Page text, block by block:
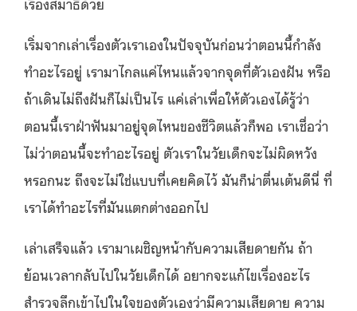
เริ่มจากเล่าเรื่องตัวเราเองในปัจจุบันก่อนว่าตอนนี้กำลัง
ทำอะไรอยู่ เรามาไกลแค่ไหนแล้วจากจุดที่ตัวเองฝัน หรือ
ถ้าเดินไม่ถึงฝันก็ไม่เป็นไร แค่เล่าเพื่อให้ตัวเองได้รู้ว่า
ตอนนี้เราฝ่าฟันมาอยู่จุดไหนของชีวิตแล้วก็พอ เราเชื่อว่า
ไม่ว่าตอนนี้จะทำอะไรอยู่ ตัวเราในวัยเด็กจะไม่ผิดหวัง
หรอกนะ ถึงจะไม่ใช่แบบที่เคยคิดไว้ มันก็น่าตื่นเต้นดีนี่ ที่
เราได้ทำอะไรที่มันแตกต่างออกไป
เล่าเสร็จแล้ว เรามาเผชิญหน้ากับความเสียดายกัน ถ้า
ย้อนเวลากลับไปในวัยเด็กได้ อยากจะแก้ไขเรื่องอะไร
สำรวจลึกเข้าไปในใจของตัวเองว่ามีความเสียดาย ความ